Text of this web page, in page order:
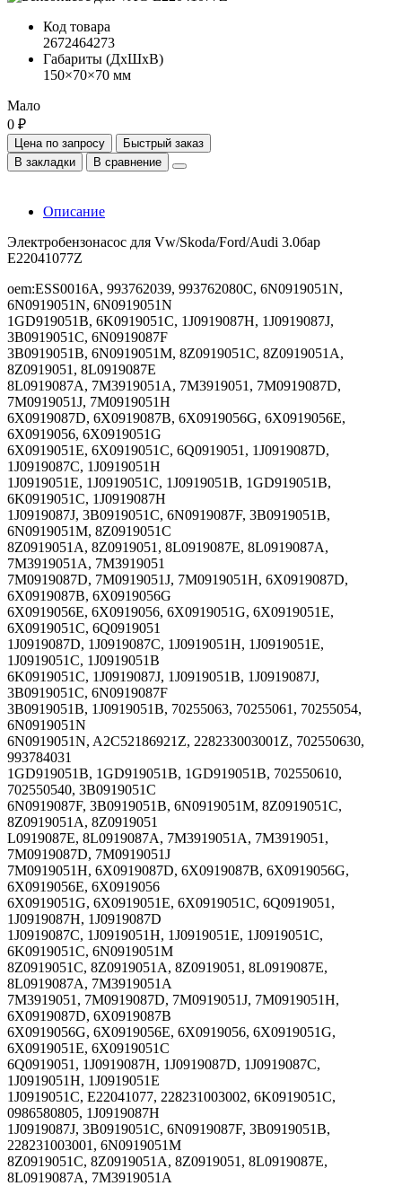
Код товара
2672464273
Габариты (ДхШхВ)
150×70×70 мм
Мало
0 ₽
Цена по запросу
Быстрый заказ
В закладки
В сравнение
Описание
Электробензонасос для Vw/Skoda/Ford/Audi 3.0бар
E22041077Z
oem:ESS0016A, 993762039, 993762080C, 6N0919051N,
6N0919051N, 6N0919051N
1GD919051B, 6K0919051C, 1J0919087H, 1J0919087J,
3B0919051C, 6N0919087F
3B0919051B, 6N0919051M, 8Z0919051C, 8Z0919051A,
8Z0919051, 8L0919087E
8L0919087A, 7M3919051A, 7M3919051, 7M0919087D,
7M0919051J, 7M0919051H
6X0919087D, 6X0919087B, 6X0919056G, 6X0919056E,
6X0919056, 6X0919051G
6X0919051E, 6X0919051C, 6Q0919051, 1J0919087D,
1J0919087C, 1J0919051H
1J0919051E, 1J0919051C, 1J0919051B, 1GD919051B,
6K0919051C, 1J0919087H
1J0919087J, 3B0919051C, 6N0919087F, 3B0919051B,
6N0919051M, 8Z0919051C
8Z0919051A, 8Z0919051, 8L0919087E, 8L0919087A,
7M3919051A, 7M3919051
7M0919087D, 7M0919051J, 7M0919051H, 6X0919087D,
6X0919087B, 6X0919056G
6X0919056E, 6X0919056, 6X0919051G, 6X0919051E,
6X0919051C, 6Q0919051
1J0919087D, 1J0919087C, 1J0919051H, 1J0919051E,
1J0919051C, 1J0919051B
6K0919051C, 1J0919087J, 1J0919051B, 1J0919087J,
3B0919051C, 6N0919087F
3B0919051B, 1J0919051B, 70255063, 70255061, 70255054,
6N0919051N
6N0919051N, A2C52186921Z, 228233003001Z, 702550630,
993784031
1GD919051B, 1GD919051B, 1GD919051B, 702550610,
702550540, 3B0919051C
6N0919087F, 3B0919051B, 6N0919051M, 8Z0919051C,
8Z0919051A, 8Z0919051
L0919087E, 8L0919087A, 7M3919051A, 7M3919051,
7M0919087D, 7M0919051J
7M0919051H, 6X0919087D, 6X0919087B, 6X0919056G,
6X0919056E, 6X0919056
6X0919051G, 6X0919051E, 6X0919051C, 6Q0919051,
1J0919087H, 1J0919087D
1J0919087C, 1J0919051H, 1J0919051E, 1J0919051C,
6K0919051C, 6N0919051M
8Z0919051C, 8Z0919051A, 8Z0919051, 8L0919087E,
8L0919087A, 7M3919051A
7M3919051, 7M0919087D, 7M0919051J, 7M0919051H,
6X0919087D, 6X0919087B
6X0919056G, 6X0919056E, 6X0919056, 6X0919051G,
6X0919051E, 6X0919051C
6Q0919051, 1J0919087H, 1J0919087D, 1J0919087C,
1J0919051H, 1J0919051E
1J0919051C, E22041077, 228231003002, 6K0919051C,
0986580805, 1J0919087H
1J0919087J, 3B0919051C, 6N0919087F, 3B0919051B,
228231003001, 6N0919051M
8Z0919051C, 8Z0919051A, 8Z0919051, 8L0919087E,
8L0919087A, 7M3919051A